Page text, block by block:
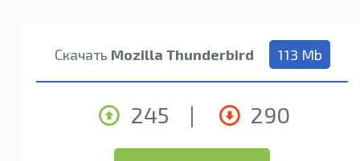
Скачать Mozilla Thunderbird 113 Mb
245 | 290